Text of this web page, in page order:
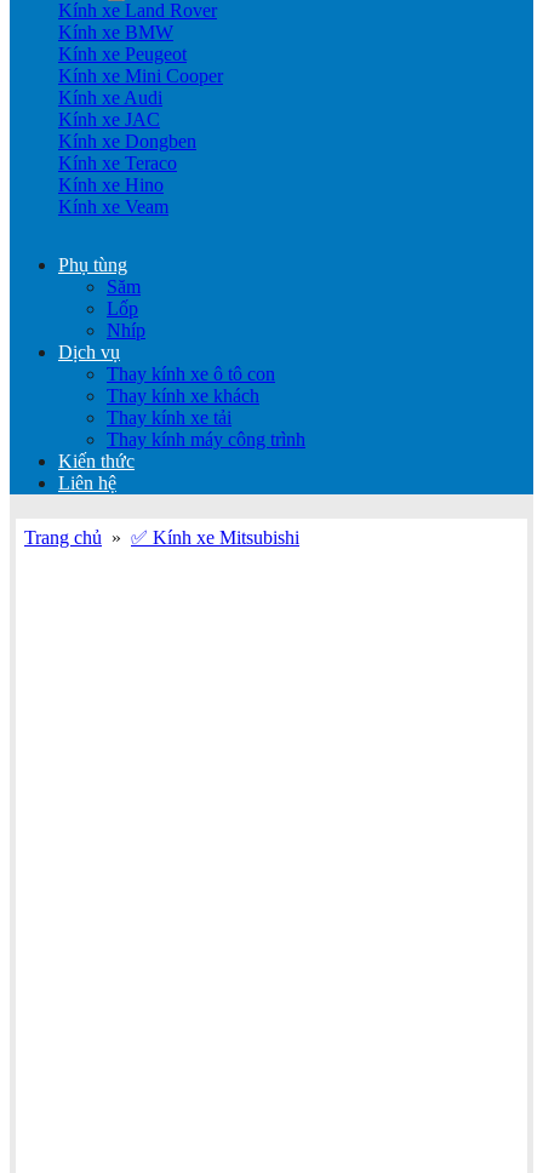
Kính xe Land Rover
Kính xe BMW
Kính xe Peugeot
Kính xe Mini Cooper
Kính xe Audi
Kính xe JAC
Kính xe Dongben
Kính xe Teraco
Kính xe Hino
Kính xe Veam
Phụ tùng
Săm
Lốp
Nhíp
Dịch vụ
Thay kính xe ô tô con
Thay kính xe khách
Thay kính xe tải
Thay kính máy công trình
Kiến thức
Liên hệ
Trang chủ » ✅ Kính xe Mitsubishi